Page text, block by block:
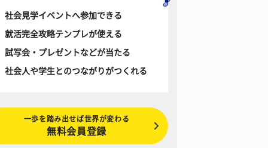
社会見学イベントへ参加できる
就活完全攻略テンプレが使える
試写会・プレゼントなどが当たる
社会人や学生とのつながりがつくれる
一歩を踏み出せば世界が変わる
無料会員登録